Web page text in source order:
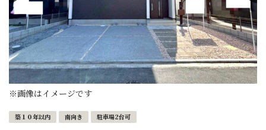
※画像はイメージです
築１０年以内 南向き 駐車場2台可